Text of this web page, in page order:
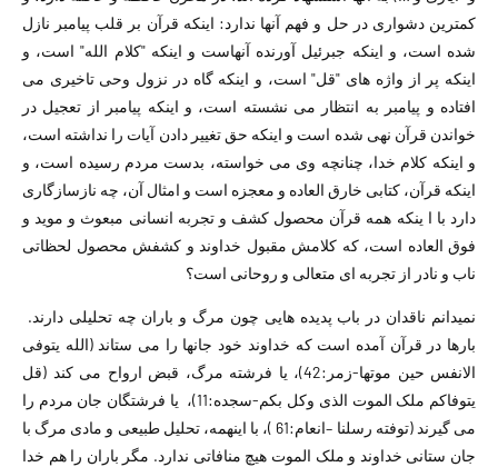
کمترین دشواری در حل و فهم آنها ندارد: اینکه قرآن بر قلب پیامبر نازل
شده است، و اینکه جبرئیل آورنده آنهاست و اینکه "کلام الله" است، و
اینکه پر از واژه های "قل" است، و اینکه گاه در نزول وحی تاخیری می
افتاده و پیامبر به انتظار می نشسته است، و اینکه پیامبر از تعجیل در
خواندن قرآن نهی شده است و اینکه حق تغییر دادن آیات را نداشته است،
و اینکه کلام خدا، چنانچه وی می خواسته، بدست مردم رسیده است، و
اینکه قرآن، کتابی خارق العاده و معجزه است و امثال آن، چه نازسازگاری
دارد با ا ینکه همه قرآن محصول کشف و تجربه انسانی مبعوث و موید و
فوق العاده است، که کلامش مقبول خداوند و کشفش محصول لحظاتی
ناب و نادر از تجربه ای متعالی و روحانی است؟
نمیدانم ناقدان در باب پدیده هایی چون مرگ و باران چه تحلیلی دارند.
بارها در قرآن آمده است که خداوند خود جانها را می ستاند (الله یتوفی
الانفس حین موتها-زمر:42)، یا فرشته مرگ، قبض ارواح می کند (قل
یتوفاکم ملک الموت الذی وکل بکم-سجده:11)، یا فرشتگان جان مردم را
می گیرند (توفته رسلنا –انعام:61 )، با اینهمه، تحلیل طبیعی و مادی مرگ با
جان ستانی خداوند و ملک الموت هیچ منافاتی ندارد. مگر باران را هم خدا